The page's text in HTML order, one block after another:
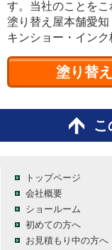
す。当社のことをこ
塗り替え屋本舗愛知
キンショー・インク
塗り替
こ
トップページ
会社概要
ショールーム
初めての方へ
お見積もり中の方へ